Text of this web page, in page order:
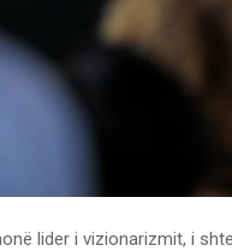
lider i vizionarizmit, i